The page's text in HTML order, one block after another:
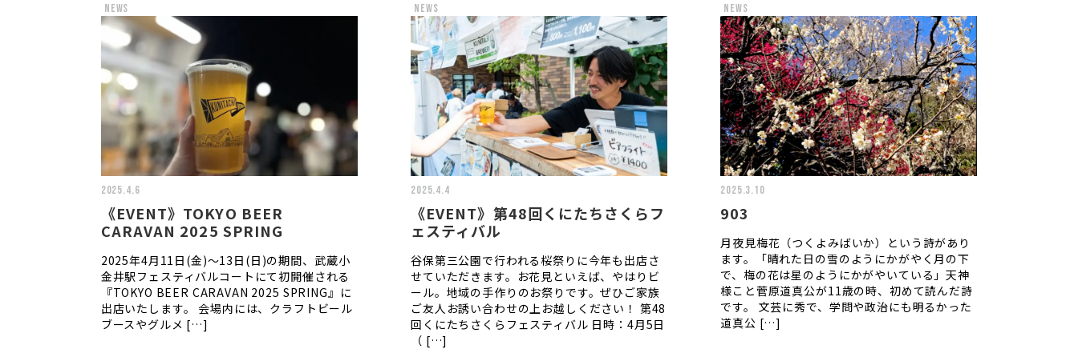
news
2025.4.6
《EVENT》TOKYO BEER
CARAVAN 2025 SPRING
2025年4月11日(金)～13日(日)の期間、武蔵小
金井駅フェスティバルコートにて初開催される
『TOKYO BEER CARAVAN 2025 SPRING』に
出店いたします。 会場内には、クラフトビール
ブースやグルメ […]
news
2025.4.4
《EVENT》第48回くにたちさくらフ
ェスティバル
谷保第三公園で行われる桜祭りに今年も出店さ
せていただきます。お花見といえば、やはりビ
ール。地域の手作りのお祭りです。ぜひご家族
ご友人お誘い合わせの上お越しください！ 第48
回くにたちさくらフェスティバル 日時：4月5日
（ […]
news
2025.3.10
903
月夜見梅花（つくよみばいか）という詩があり
ます。「晴れた日の雪のようにかがやく月の下
で、梅の花は星のようにかがやいている」天神
様こと菅原道真公が11歳の時、初めて読んだ詩
です。 文芸に秀で、学問や政治にも明るかった
道真公 […]